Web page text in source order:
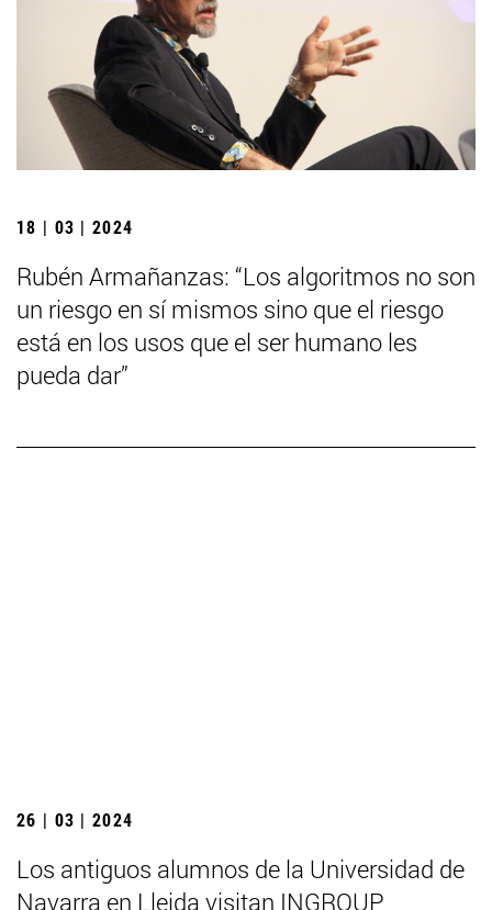
18 | 03 | 2024
Rubén Armañanzas: “Los algoritmos no son
un riesgo en sí mismos sino que el riesgo
está en los usos que el ser humano les
pueda dar”
26 | 03 | 2024
Los antiguos alumnos de la Universidad de
Navarra en Lleida visitan INGROUP